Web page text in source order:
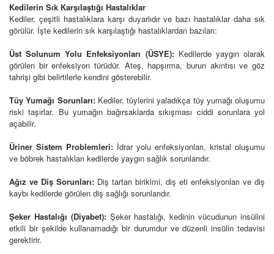
Kedilerin Sık Karşılaştığı Hastalıklar
Kediler, çeşitli hastalıklara karşı duyarlıdır ve bazı hastalıklar daha sık
görülür. İşte kedilerin sık karşılaştığı hastalıklardan bazıları:
Üst Solunum Yolu Enfeksiyonları (ÜSYE):Kedilerde yaygın olarak
görülen bir enfeksiyon türüdür. Ateş, hapşırma, burun akıntısı ve göz
tahrişi gibi belirtilerle kendini gösterebilir.
Tüy Yumağı Sorunları:Kediler, tüylerini yaladıkça tüy yumağı oluşumu
riski taşırlar. Bu yumağın bağırsaklarda sıkışması ciddi sorunlara yol
açabilir.
Üriner Sistem Problemleri: İdrar yolu enfeksiyonları, kristal oluşumu
ve böbrek hastalıkları kedilerde yaygın sağlık sorunlarıdır.
Ağız ve Diş Sorunları: Diş tartarı birikimi, diş eti enfeksiyonları ve diş
kaybı kedilerde görülen diş sağlığı sorunlarıdır.
Şeker Hastalığı (Diyabet):Şeker hastalığı, kedinin vücudunun insülini
etkili bir şekilde kullanamadığı bir durumdur ve düzenli insülin tedavisi
gerektirir.